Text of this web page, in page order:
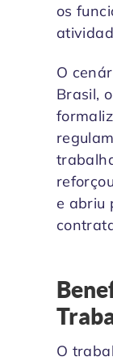
os
O
Brasil,
e abriu
O